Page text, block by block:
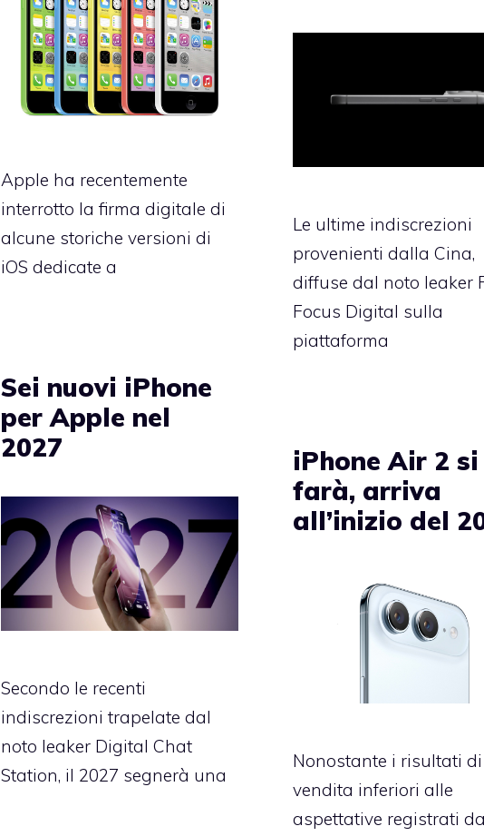
Apple ha recentemente
interrotto la firma digitale di
alcune storiche versioni di
iOS dedicate a
Le ultime indiscrezioni
provenienti dalla Cina,
diffuse dal noto leaker
Focus Digital sulla
piattaforma
Sei nuovi iPhone
per Apple nel
2027
Secondo le recenti
indiscrezioni trapelate dal
noto leaker Digital Chat
Station, il 2027 segnerà una
iPhone Air 2 si
farà, arriva
all’inizio del
Nonostante i risultati di
vendita inferiori alle
aspettative registrati